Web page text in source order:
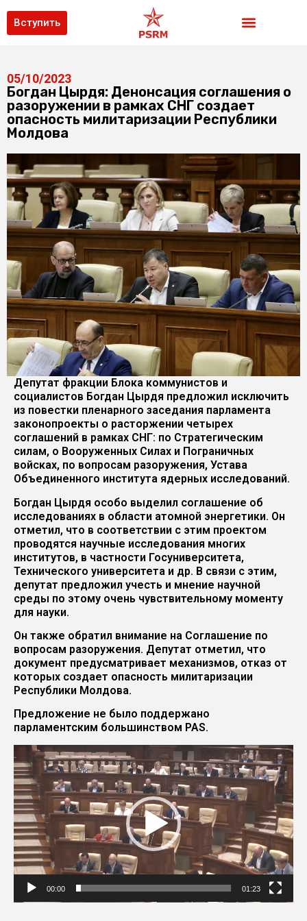
Вступить
05/10/2023
Богдан Цырдя: Денонсация соглашения о
разоружении в рамках СНГ создает
опасность милитаризации Республики
Молдова
Депутат фракции Блока коммунистов и
социалистов Богдан Цырдя предложил исключить
из повестки пленарного заседания парламента
законопроекты о расторжении четырех
соглашений в рамках СНГ: по Стратегическим
силам, о Вооруженных Силах и Пограничных
войсках, по вопросам разоружения, Устава
Объединенного института ядерных исследований.
Богдан Цырдя особо выделил соглашение об
исследованиях в области атомной энергетики. Он
отметил, что в соответствии с этим проектом
проводятся научные исследования многих
институтов, в частности Госуниверситета,
Технического университета и др. В связи с этим,
депутат предложил учесть и мнение научной
среды по этому очень чувствительному моменту
для науки.
Он также обратил внимание на Соглашение по
вопросам разоружения. Депутат отметил, что
документ предусматривает механизмов, отказ от
которых создает опасность милитаризации
Республики Молдова.
Предложение не было поддержано
парламентским большинством PAS.
Видеоплеер
00:00 01:23